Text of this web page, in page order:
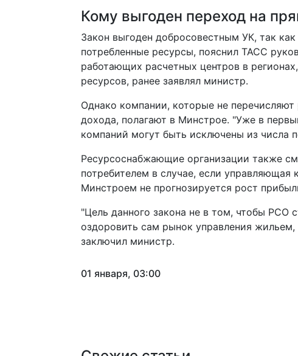
Кому выгоден переход на
Закон выгоден добросовестным УК, так
потребленные ресурсы, пояснил ТАСС
работающих расчетных центров в
ресурсов, ранее заявлял министр.
Однако компании, которые не
дохода, полагают в Минстрое. "Уже в
компаний могут быть исключены из числа
Ресурсоснабжающие организации также
потребителем в случае, если
Минстроем не прогнозируется рост
"Цель данного закона не в том, чтобы РСО
оздоровить сам рынок управления
заключил министр.
01 января, 03:00